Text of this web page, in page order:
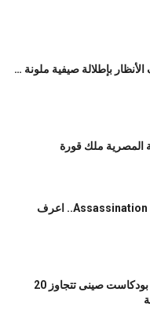
الأنظار بإطلالة صيفية ملونة …
المصرية ملك قورة
استبعاد جاريد ليتو من فيلم Assassination.. اعرف
مقابلة كريستوفر نولان مع بودكاست صينى تتجاوز 20